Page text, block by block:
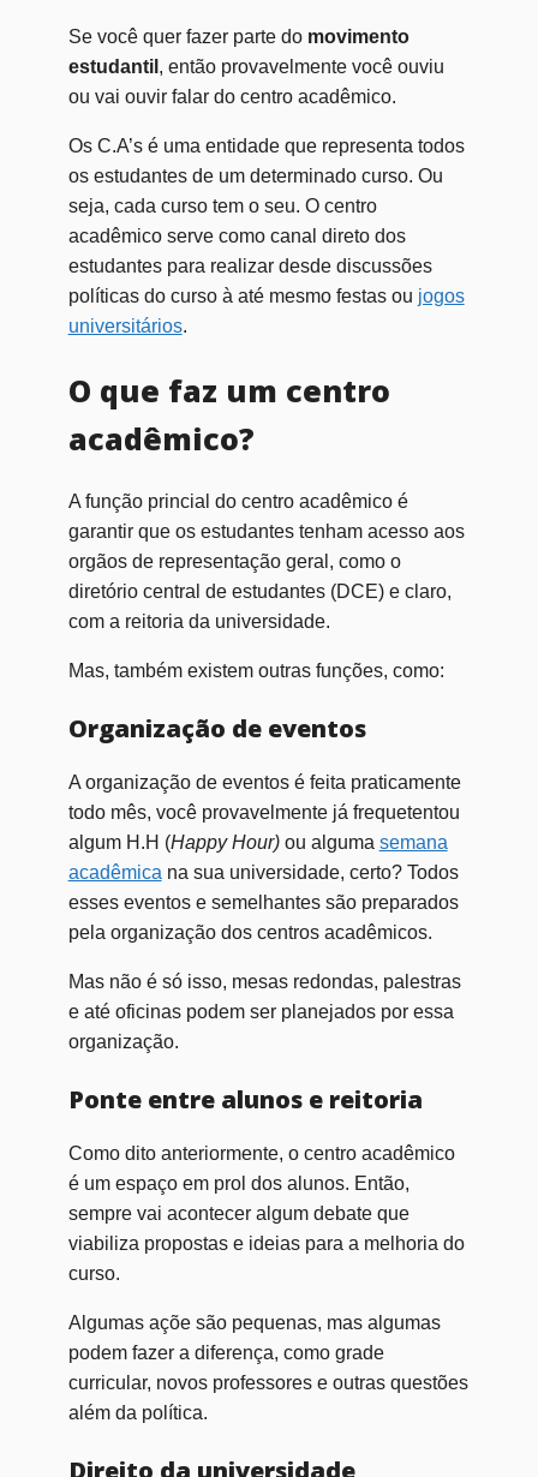
Se você quer fazer parte do movimento
estudantil , então provavelmente você ouviu
ou vai ouvir falar do centro acadêmico.
Os C.A’s é uma entidade que representa todos
os estudantes de um determinado curso. Ou
seja, cada curso tem o seu. O centro
acadêmico serve como canal direto dos
estudantes para realizar desde discussões
políticas do curso à até mesmo festas ou jogos
universitários.
O que faz um centro
acadêmico?
A função princial do centro acadêmico é
garantir que os estudantes tenham acesso aos
orgãos de representação geral, como o
diretório central de estudantes (DCE) e claro,
com a reitoria da universidade.
Mas, também existem outras funções, como:
Organização de eventos
A organização de eventos é feita praticamente
todo mês, você provavelmente já frequetentou
algum H.H (Happy Hour) ou alguma semana
acadêmica na sua universidade, certo? Todos
esses eventos e semelhantes são preparados
pela organização dos centros acadêmicos.
Mas não é só isso, mesas redondas, palestras
e até oficinas podem ser planejados por essa
organização.
Ponte entre alunos e reitoria
Como dito anteriormente, o centro acadêmico
é um espaço em prol dos alunos. Então,
sempre vai acontecer algum debate que
viabiliza propostas e ideias para a melhoria do
curso.
Algumas açõe são pequenas, mas algumas
podem fazer a diferença, como grade
curricular, novos professores e outras questões
além da política.